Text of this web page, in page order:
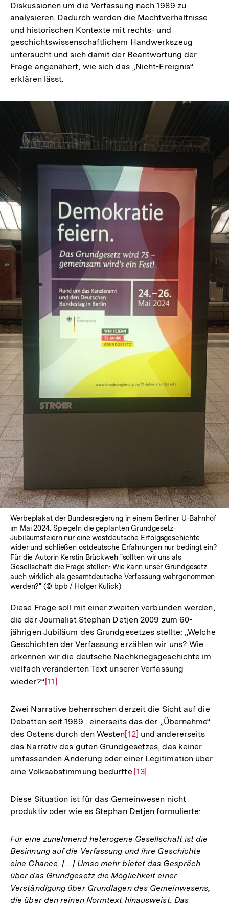
Diskussionen um die Verfassung nach 1989 zu
analysieren. Dadurch werden die Machtverhältnisse
und historischen Kontexte mit rechts- und
geschichtswissenschaftlichem Handwerkszeug
untersucht und sich damit der Beantwortung der
Frage angenähert, wie sich das „Nicht-Ereignis“
erklären lässt.
Lightbox
öffnen
Werbeplakat der Bundesregierung in einem Berliner U-Bahnhof
im Mai 2024. Spiegeln die geplanten Grundgesetz-
Jubiläumsfeiern nur eine westdeutsche Erfolgsgeschichte
wider und schließen ostdeutsche Erfahrungen nur bedingt ein?
Für die Autorin Kerstin Brückweh "sollten wir uns als
Gesellschaft die Frage stellen: Wie kann unser Grundgesetz
auch wirklich als gesamtdeutsche Verfassung wahrgenommen
werden?" (© bpb / Holger Kulick)
Diese Frage soll mit einer zweiten verbunden werden,
die der Journalist Stephan Detjen 2009 zum 60-
jährigen Jubiläum des Grundgesetzes stellte: „Welche
Geschichten der Verfassung erzählen wir uns? Wie
erkennen wir die deutsche Nachkriegsgeschichte im
vielfach veränderten Text unserer Verfassung
wieder?“Zur
der
Fußnote
[11]
Zwei Narrative beherrschen derzeit die Sicht auf die
Debatten seit 1989 : einerseits das der „Übernahme“
des Ostens durch den WestenZur
Auflösung
der
Fußnote
[12] und andererseits
das Narrativ des guten Grundgesetzes, das keiner
umfassenden Änderung oder einer Legitimation über
eine Volksabstimmung bedurfte.Zur
der
Fußnote
[13]
Diese Situation ist für das Gemeinwesen nicht
produktiv oder wie es Stephan Detjen formulierte:
Für eine zunehmend heterogene Gesellschaft ist die
Besinnung auf die Verfassung und ihre Geschichte
eine Chance. […] Umso mehr bietet das Gespräch
über das Grundgesetz die Möglichkeit einer
Verständigung über Grundlagen des Gemeinwesens,
die über den reinen Normtext hinausweist. Das